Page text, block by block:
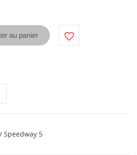
au panier favorite_border
Speedway 5